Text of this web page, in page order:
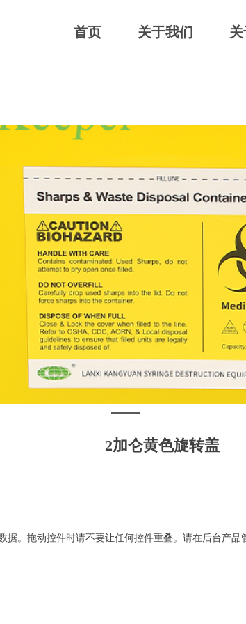
首页 关于我们
2加仑黄色旋转盖
据。拖动控件时请不要让任何控件重叠。请在后台产